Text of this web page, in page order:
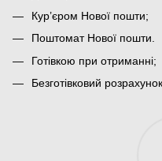
Кур’єром Нової пошти;
Поштомат Нової пошти.
Готівкою при отриманні;
Безготівковий